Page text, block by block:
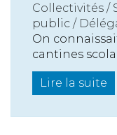
Collectivités /
public /
On
cantines
Lire la suite